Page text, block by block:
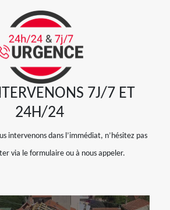
7J/7 ET
24H/24
intervenons dans l’immédiat, n’hésitez pas
via le formulaire ou à nous appeler.